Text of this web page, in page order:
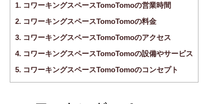
1. コワーキングスペースTomoTomoの営業時間
2. コワーキングスペースTomoTomoの料金
3. コワーキングスペースTomoTomoのアクセス
4. コワーキングスペースTomoTomoの設備やサービス
5. コワーキングスペースTomoTomoのコンセプト